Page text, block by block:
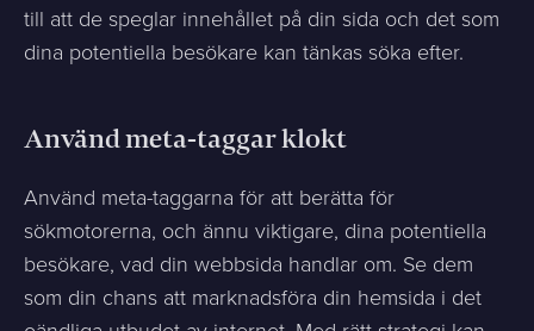
till att de speglar innehållet på din sida och det som
dina potentiella besökare kan tänkas söka efter.
Använd meta-taggar klokt
Använd meta-taggarna för att berätta för
sökmotorerna, och ännu viktigare, dina potentiella
besökare, vad din webbsida handlar om. Se dem
som din chans att marknadsföra din hemsida i det